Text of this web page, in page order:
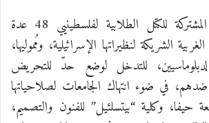
وقد وجهت الهيئة المشتركة للكتل الطلابية لفلسطينيي 48 عدة
الشريكة لنظيراتها الإسرائيلية، ومُموليها،
للتدخل لوضع حدّ للتحريض
في ضوء انتهاك الجامعات لصلاحياتها
حيفا، وكلية “بيتسلئيل” للفنون والتصميم،